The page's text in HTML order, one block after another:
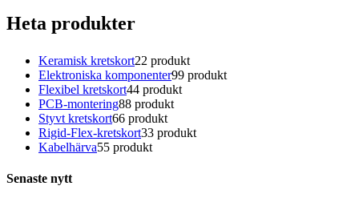
Heta produkter
Keramisk kretskort22 produkt
Elektroniska komponenter99 produkt
Flexibel kretskort44 produkt
PCB-montering88 produkt
Styvt kretskort66 produkt
Rigid-Flex-kretskort33 produkt
Kabelhärva55 produkt
Senaste nytt